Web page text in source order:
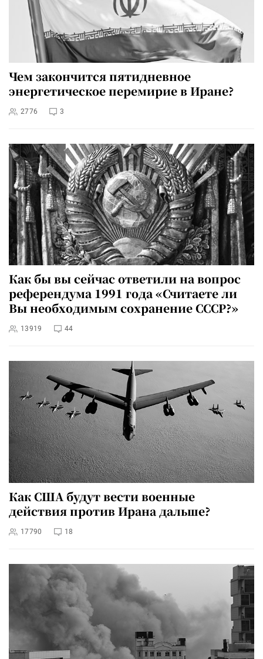
Чем закончится пятидневное
энергетическое перемирие в Иране?
2776 3
Как бы вы сейчас ответили на вопрос
референдума 1991 года «Считаете ли
Вы необходимым сохранение СССР?»
13919 44
Как США будут вести военные
действия против Ирана дальше?
17790 18